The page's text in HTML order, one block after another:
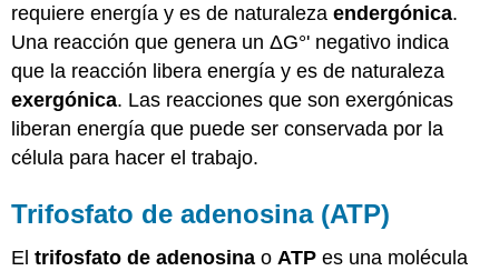
requiere energía y es de naturalezaendergónica.
Una reacción que genera un ΔG°' negativo indica
que la reacción libera energía y es de naturaleza
exergónica. Las reacciones que son exergónicas
liberan energía que puede ser conservada por la
célula para hacer el trabajo.
Trifosfato de adenosina (ATP)
Eltrifosfato de adenosina oATP es una molécula